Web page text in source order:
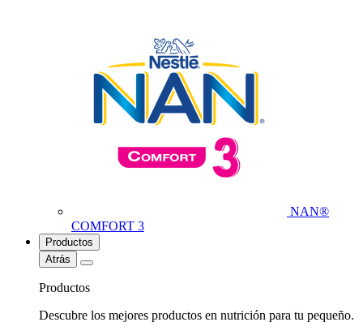
NAN®
COMFORT 3
Productos
Atrás
Productos
Descubre los mejores productos en nutrición para tu pequeño.